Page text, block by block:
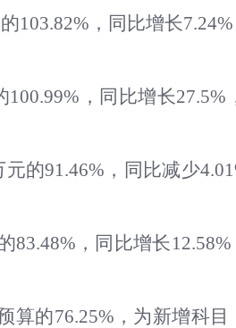
103.82%，同比增长
，同比增长
的91.46%，同比减少
83.48%，同比增长
算的76.25%，为新增科